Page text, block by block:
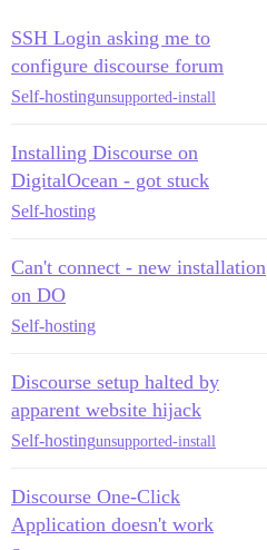
SSH Login asking me to
configure discourse forum
Self-hostingunsupported-install
Installing Discourse on
DigitalOcean - got stuck
Self-hosting
Can't connect - new installation
on DO
Self-hosting
Discourse setup halted by
apparent website hijack
Self-hostingunsupported-install
Discourse One-Click
Application doesn't work